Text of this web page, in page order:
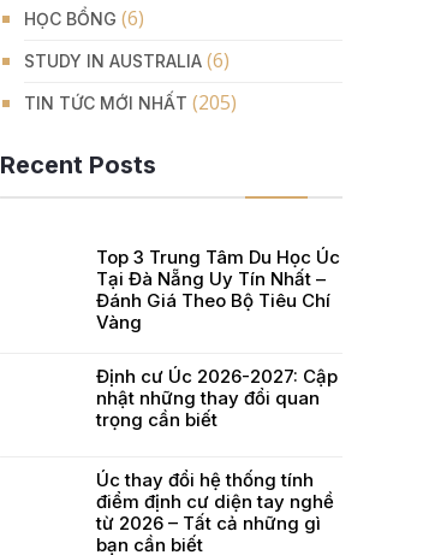
HỌC BỔNG (6)
STUDY IN AUSTRALIA (6)
TIN TỨC MỚI NHẤT (205)
Recent Posts
Top 3 Trung Tâm Du Học Úc
Tại Đà Nẵng Uy Tín Nhất –
Đánh Giá Theo Bộ Tiêu Chí
Vàng
Định cư Úc 2026-2027: Cập
nhật những thay đổi quan
trọng cần biết
Úc thay đổi hệ thống tính
điểm định cư diện tay nghề
từ 2026 – Tất cả những gì
bạn cần biết